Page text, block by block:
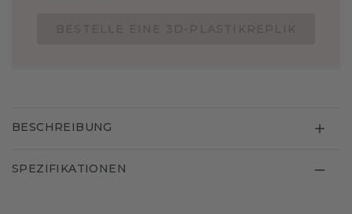
BESCHREIBUNG
SPEZIFIKATIONEN